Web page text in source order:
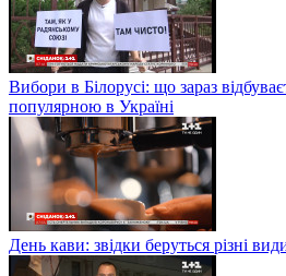
Вибори в Білорусі: що зараз
популярною в Україні
День кави: звідки беруться різні